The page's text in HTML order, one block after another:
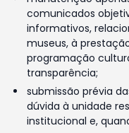
comunicados
informativos,
museus, à
programação
transparência;
submissão prévia
dúvida à unidade
institucional e,